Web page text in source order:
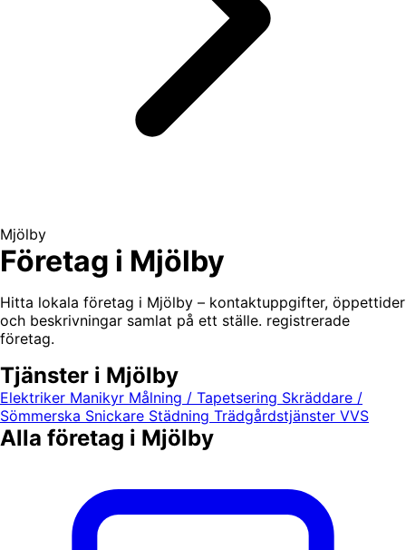
Mjölby
Företag i Mjölby
Hitta lokala företag i Mjölby – kontaktuppgifter, öppettider
och beskrivningar samlat på ett ställe. registrerade
företag.
Tjänster i Mjölby
Elektriker Manikyr Målning / Tapetsering Skräddare /
Sömmerska Snickare Städning Trädgårdstjänster VVS
Alla företag i Mjölby